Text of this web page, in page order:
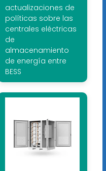
actualizaciones de
políticas sobre las
centrales eléctricas
de
almacenamiento
de energía entre
BESS